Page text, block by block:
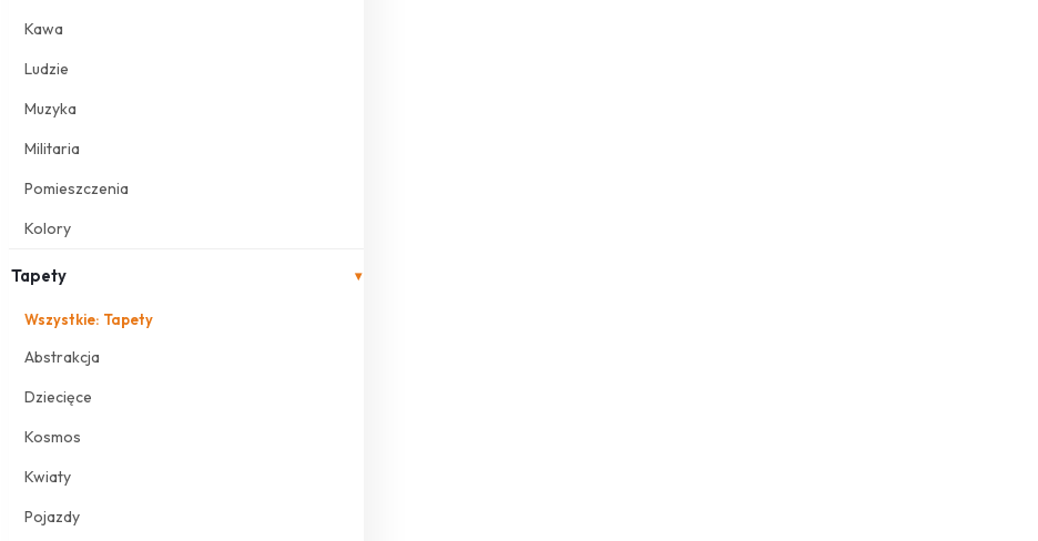
Kawa
Ludzie
Muzyka
Militaria
Pomieszczenia
Kolory
Tapety ▾
Wszystkie: Tapety
Abstrakcja
Dziecięce
Kosmos
Kwiaty
Pojazdy